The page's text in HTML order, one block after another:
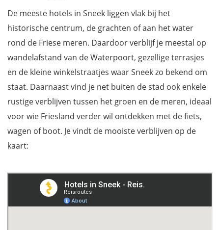
De meeste hotels in Sneek liggen vlak bij het
historische centrum, de grachten of aan het water
rond de Friese meren. Daardoor verblijf je meestal op
wandelafstand van de Waterpoort, gezellige terrasjes
en de kleine winkelstraatjes waar Sneek zo bekend om
staat. Daarnaast vind je net buiten de stad ook enkele
rustige verblijven tussen het groen en de meren, ideaal
voor wie Friesland verder wil ontdekken met de fiets,
wagen of boot. Je vindt de mooiste verblijven op de
kaart: